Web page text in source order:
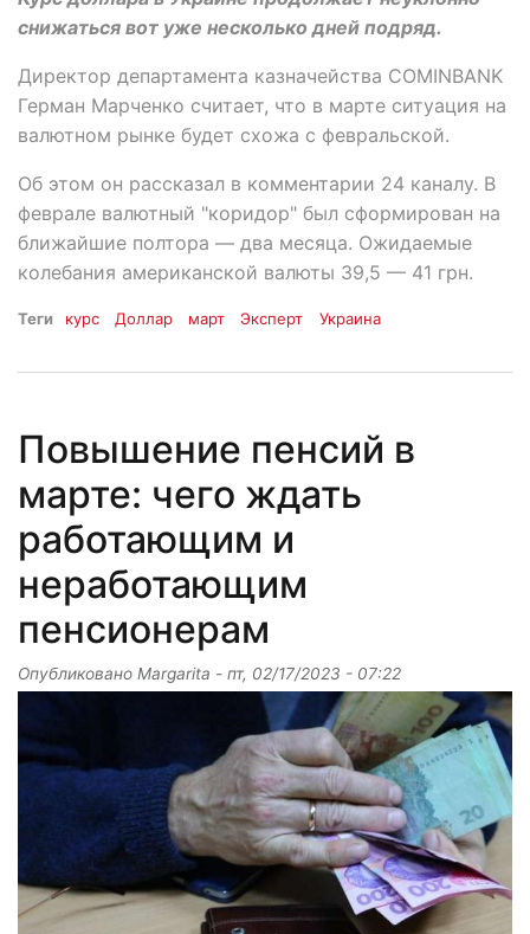
снижаться вот уже несколько дней подряд.
Директор департамента казначейства COMINBANK
Герман Марченко считает, что в марте ситуация на
валютном рынке будет схожа с февральской.
Об этом он рассказал в комментарии 24 каналу. В
феврале валютный "коридор" был сформирован на
ближайшие полтора — два месяца. Ожидаемые
колебания американской валюты 39,5 — 41 грн.
Теги курс Доллар март Эксперт Украина
Повышение пенсий в
марте: чего ждать
работающим и
неработающим
пенсионерам
Опубликовано Margarita - пт, 02/17/2023 - 07:22